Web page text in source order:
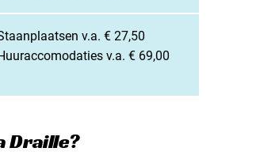
v.a. € 27,50
v.a. € 69,00
Draille?